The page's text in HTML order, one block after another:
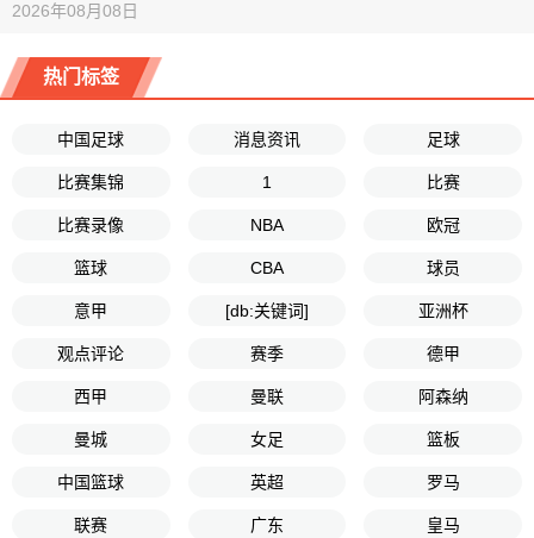
2026年08月08日
热门标签
中国足球 消息资讯 足球
比赛集锦 1 比赛
比赛录像 NBA 欧冠
篮球 CBA 球员
意甲 [db:关键词] 亚洲杯
观点评论 赛季 德甲
西甲 曼联 阿森纳
曼城 女足 篮板
中国篮球 英超 罗马
联赛 广东 皇马